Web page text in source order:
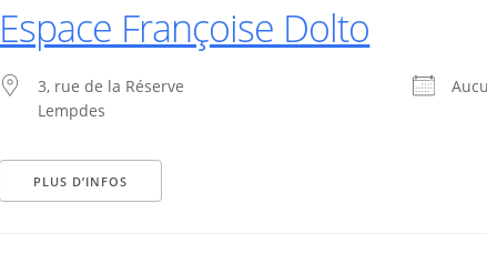
Espace Françoise Dolto
3, rue de la Réserve
Lempdes
PLUS D’INFOS